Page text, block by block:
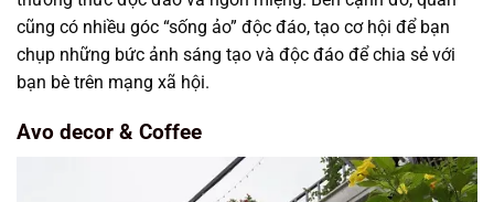
cũng có nhiều góc “sống ảo” độc đáo, tạo cơ hội để bạn
chụp những bức ảnh sáng tạo và độc đáo để chia sẻ với
bạn bè trên mạng xã hội.
Avo decor & Coffee